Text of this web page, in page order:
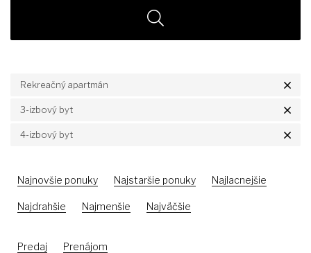
Rekreačný apartmán
3-izbový byt
4-izbový byt
Najnovšie ponuky Najstaršie ponuky Najlacnejšie
Najdrahšie Najmenšie Najväčšie
Predaj Prenájom